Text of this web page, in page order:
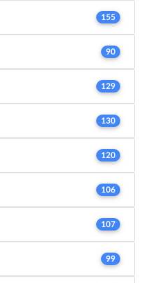
155
90
129
130
120
106
107
99